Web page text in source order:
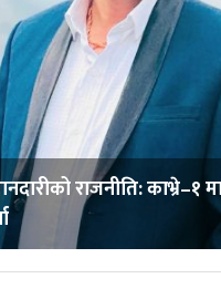
प्रचार-प्रसार गर्न पाइने